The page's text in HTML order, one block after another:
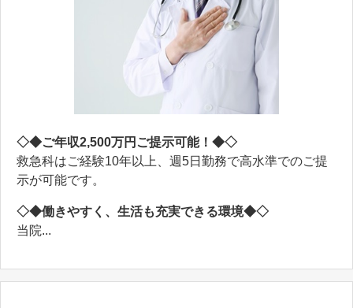
◇◆ご年収2,500万円ご提示可能！◆◇
救急科はご経験10年以上、週5日勤務で高水準でのご提
示が可能です。
◇◆働きやすく、生活も充実できる環境◆◇
当院...